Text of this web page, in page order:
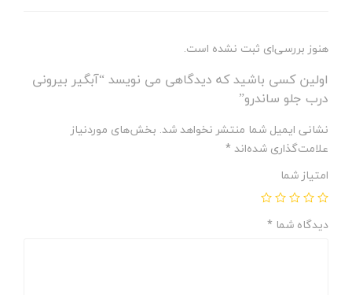
هنوز بررسی‌ای ثبت نشده است.
اولین کسی باشید که دیدگاهی می نویسد “آبگیر بیرونی
درب جلو ساندرو”
نشانی ایمیل شما منتشر نخواهد شد. بخش‌های موردنیاز
علامت‌گذاری شده‌اند *
امتیاز شما
دیدگاه شما *